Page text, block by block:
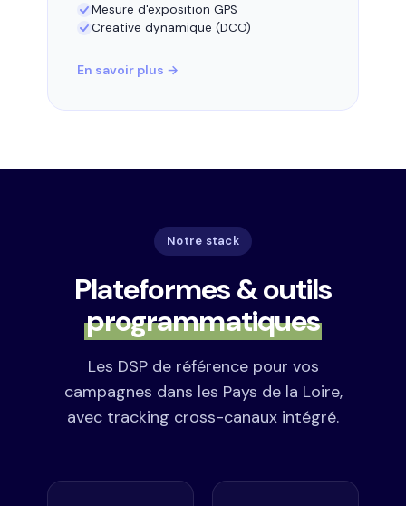
Mesure d'exposition GPS
Creative dynamique (DCO)
En savoir plus →
Notre stack
Plateformes & outils
programmatiques
Les DSP de référence pour vos
campagnes dans les Pays de la Loire,
avec tracking cross-canaux intégré.